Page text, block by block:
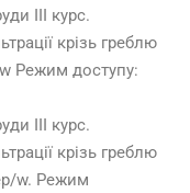
ІІІ курс.
крізь греблю
Режим доступу:
ІІІ курс.
крізь греблю
w. Режим